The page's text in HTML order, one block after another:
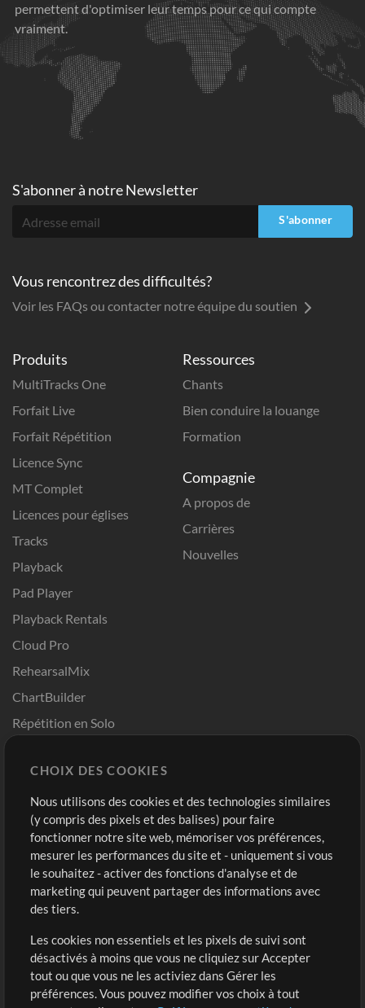
permettent d'optimiser leur temps pour ce qui compte
vraiment.
Produits
MultiTracks One
Forfait Live
Forfait Répétition
Licence Sync
MT Complet
Licences pour églises
Tracks
Playback
Pad Player
Playback Rentals
Cloud Pro
RehearsalMix
ChartBuilder
Répétition en Solo
Modèles ProPresenter
Sons
Ressources
Chants
Bien conduire la louange
Formation
Compagnie
A propos de
Carrières
Nouvelles
Boutique
Acheter des crédits
Contenu gratuit
Extras
Sessions
Compte
Connexion
S'inscrire
S'abonner à notre Newsletter
S'abonner
Vous rencontrez des difficultés?
Voir les FAQs ou contacter notre équipe du soutien
CHOIX DES COOKIES
Nous utilisons des cookies et des technologies similaires
(y compris des pixels et des balises) pour faire
fonctionner notre site web, mémoriser vos préférences,
mesurer les performances du site et - uniquement si vous
le souhaitez - activer des fonctions d'analyse et de
marketing qui peuvent partager des informations avec
des tiers.
Les cookies non essentiels et les pixels de suivi sont
désactivés à moins que vous ne cliquiez sur Accepter
tout ou que vous ne les activiez dans Gérer les
préférences. Vous pouvez modifier vos choix à tout